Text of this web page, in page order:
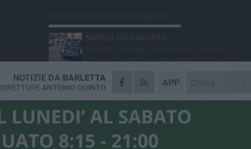
APP
NOTIZIE DA BARLETTA
DIRETTORE ANTONIO QUINTO
64enne barlettano investito all'alba a Trani
GIOVEDÌ 6 AGOSTO
Il ricordo di "Cecco", il benzinaio col
sorriso: «Contava i giorni che lo
separavano dalla pensione»
MERCOLEDÌ 5 AGOSTO
Jova Summer Party, giovedì mattina
sopralluogo nell'area dell'evento